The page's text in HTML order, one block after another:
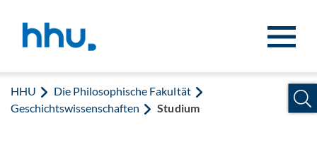
HHU
Die Philosophische Fakultät
Geschichtswissenschaften
Studium